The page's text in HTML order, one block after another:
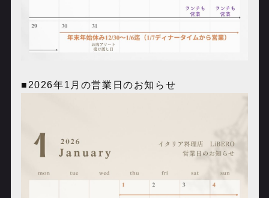
■2026年1月の営業日のお知らせ